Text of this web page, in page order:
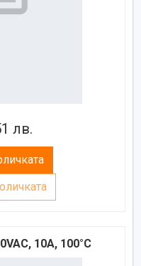
лв.
10A, 100°C